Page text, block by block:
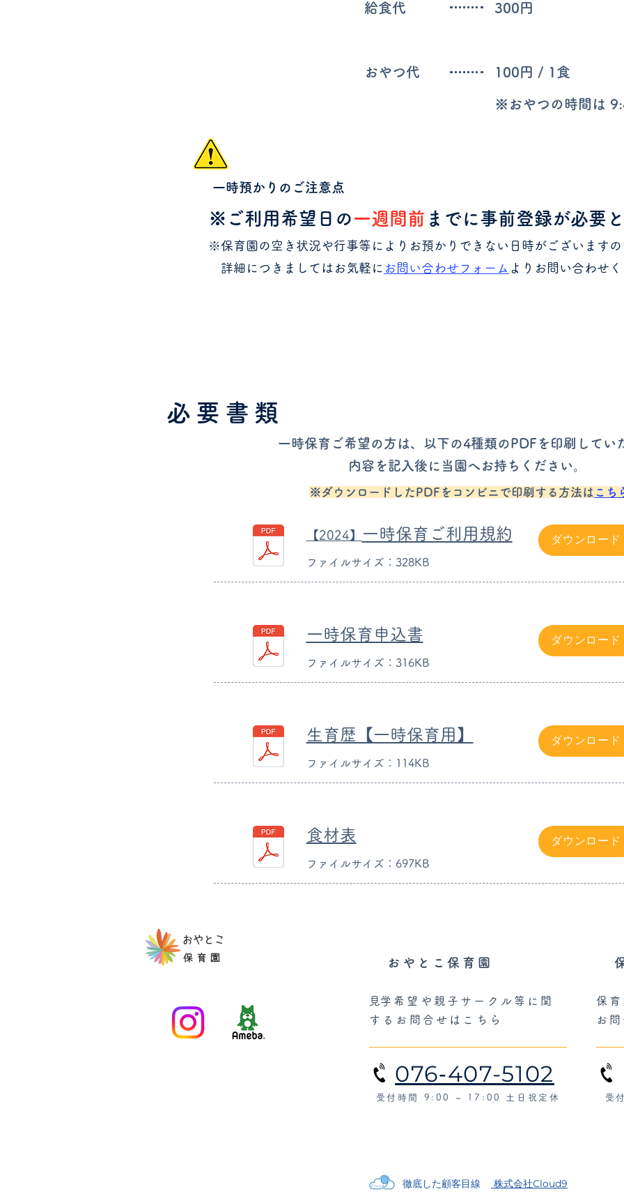
給食代 ​300円
おやつ代 100円 / 1食
※おやつの時間は
一時預かりのご注意点
※ご利用希望日の一週間前 までに事前登録が必要
※保育園の空き状況や行事等によりお預かりできない日時がございますの
詳細につきましてはお気軽に お問い合わせフォーム よりお問い合わせく
必要書類
一時保育ご希望の方は、以下の4種類のPDFを印刷してい
内容を記入後に 当園へお持ちください。
​※ダウンロードしたPDFをコンビニで印刷する方法は こち
【2024】 一時保育ご利用規約 ダウンロード
ファイルサイズ：328KB
一時保育申込書 ダウンロード
ファイルサイズ：316KB
生育歴【一時保育用】 ダウンロード
ファイルサイズ：114KB
食材表 ダウンロード
ファイルサイズ：697KB
おやとこ保育園
​見学希望や親子サークル等に関
するお問合せはこちら
076‐407-5102
受付時間 9:00 ~ 17:00 土日祝定休
徹底した顧客目線 株式会社Cloud9
保
お
受